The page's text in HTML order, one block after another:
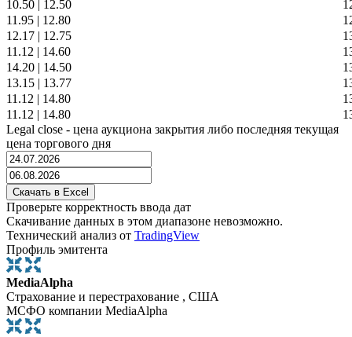
10.50 12.50
11.95 | 12.80
12.17 | 12.75
11.12 | 14.60
14.20 | 14.50
13.15 | 13.77
11.12 | 14.80
11.12 | 14.80
Legal close - цена аукциона закрытия либо последняя текущая
цена торгового дня
Проверьте корректность ввода дат
Скачивание данных в этом диапазоне невозможно.
Технический анализ от TradingView
Профиль эмитента
MediaAlpha
Страхование и перестрахование , США
МСФО компании MediaAlpha